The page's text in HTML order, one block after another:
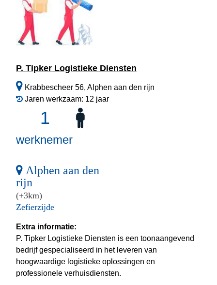
P. Tipker Logistieke Diensten
Krabbescheer 56, Alphen aan den rijn
Jaren werkzaam: 12 jaar
1
werknemer
Alphen aan den
rijn
(+3km)
Zefierzijde
Extra informatie:
P. Tipker Logistieke Diensten is een toonaangevend
bedrijf gespecialiseerd in het leveren van
hoogwaardige logistieke oplossingen en
professionele verhuisdiensten.